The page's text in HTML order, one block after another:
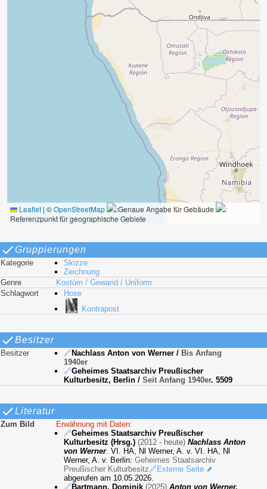
Leaflet | ©OpenStreetMap :Genaue Angabe für Gebäude
:
Referenzpunkt für geographische Gebiete
Gruppierungen
Kategorie
Skizze
Zeichnung
Genre
Kostüm / Gewand / Uniform
Schlagwort
Hose
Kontrapost
Besitzer
Besitzer 🔗Nachlass Anton von Werner / Bis Anfang
1940er
🔗Geheimes Staatsarchiv Preußischer
Kulturbesitz, Berlin /Seit Anfang 1940er. 5509
Literatur
Zum Bild
Erwähnung mit Daten:
🔗Geheimes Staatsarchiv Preußischer
Kulturbesitz (Hrsg.) (2012 - heute) Nachlass Anton
von Werner. VI. HA, Nl Werner, A. v. VI. HA, Nl
Werner, A. v. Berlin:Geheimes Staatsarchiv
Preußischer Kulturbesitz🔗Externe Seite ⬈
abgerufen am 10.05.2026.
🔗Bartmann, Dominik (2025) Anton von Werner.